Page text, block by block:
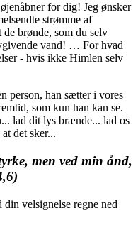
for dig! Jeg ønsker
strømme af
brønde, som du selv
vand! … For hvad
- hvis ikke Himlen selv
person, han sætter i vores
som kun han kan se.
lad dit lys brænde... lad os
det sker...
men ved min ånd,
velsignelse regne ned